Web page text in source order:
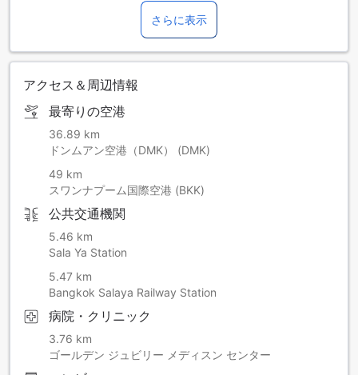
さらに表示
アクセス＆周辺情報
最寄りの空港
36.89 km
ドンムアン空港（DMK） (DMK)
49 km
スワンナプーム国際空港 (BKK)
公共交通機関
5.46 km
Sala Ya Station
5.47 km
Bangkok Salaya Railway Station
病院・クリニック
3.76 km
ゴールデン ジュビリー メディスン センター